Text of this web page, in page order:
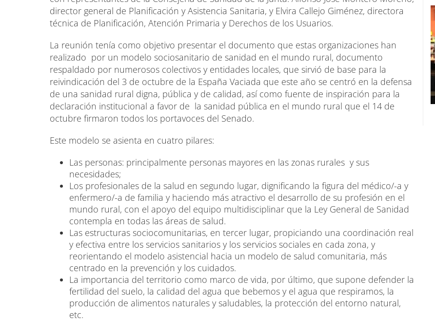
director general de Planificación y Asistencia Sanitaria, y Elvira Callejo Giménez, directora
técnica de Planificación, Atención Primaria y Derechos de los Usuarios.
La reunión tenía como objetivo presentar el documento que estas organizaciones han
realizado por un modelo sociosanitario de sanidad en el mundo rural, documento
respaldado por numerosos colectivos y entidades locales, que sirvió de base para la
reivindicación del 3 de octubre de la España Vaciada que este año se centró en la defensa
de una sanidad rural digna, pública y de calidad, así como fuente de inspiración para la
declaración institucional a favor de la sanidad pública en el mundo rural que el 14 de
octubre firmaron todos los portavoces del Senado.
Este modelo se asienta en cuatro pilares:
Las personas: principalmente personas mayores en las zonas rurales y sus
necesidades;
Los profesionales de la salud en segundo lugar, dignificando la figura del médico/-a y
enfermero/-a de familia y haciendo más atractivo el desarrollo de su profesión en el
mundo rural, con el apoyo del equipo multidisciplinar que la Ley General de Sanidad
contempla en todas las áreas de salud.
Las estructuras sociocomunitarias, en tercer lugar, propiciando una coordinación real
y efectiva entre los servicios sanitarios y los servicios sociales en cada zona, y
reorientando el modelo asistencial hacia un modelo de salud comunitaria, más
centrado en la prevención y los cuidados.
La importancia del territorio como marco de vida, por último, que supone defender la
fertilidad del suelo, la calidad del agua que bebemos y el agua que respiramos, la
producción de alimentos naturales y saludables, la protección del entorno natural,
etc.